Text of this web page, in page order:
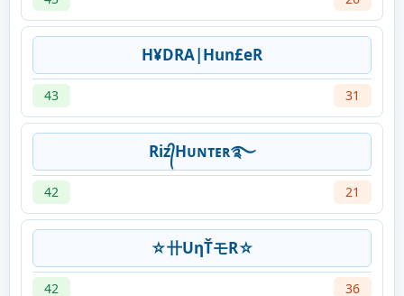
H¥DRA|Hun£eR
43 31
Riz᭄Hᴜɴᴛᴇʀ࿐
42 21
☆卄UηŤモR☆
42 36